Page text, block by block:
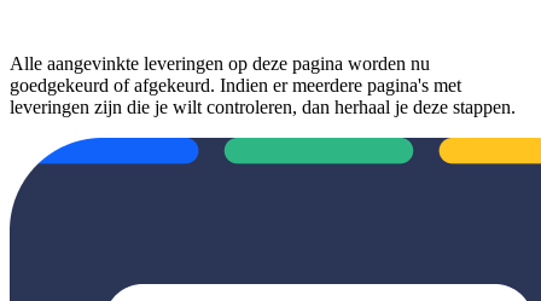
Alle aangevinkte leveringen op deze pagina worden nu
goedgekeurd of afgekeurd. Indien er meerdere pagina's met
leveringen zijn die je wilt controleren, dan herhaal je deze stappen.